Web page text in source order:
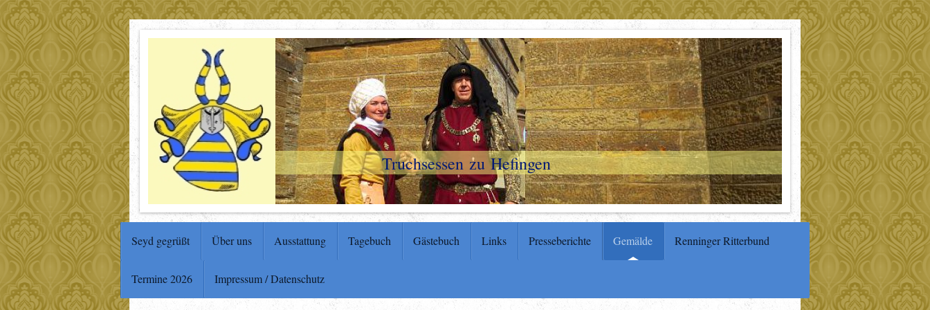
Truchsessen zu Hefingen
Seyd gegrüßt Über uns Ausstattung Tagebuch Gästebuch Links Presseberichte Gemälde Renninger Ritterbund
Termine 2026 Impressum / Datenschutz